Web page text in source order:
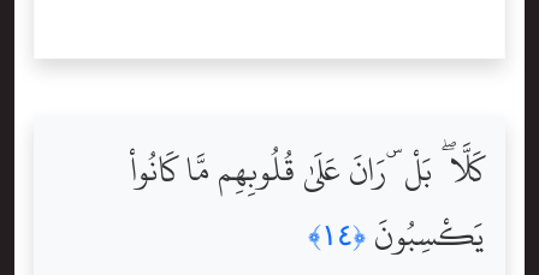
كَلَّا ۖ بَلْ ۜ رَانَ عَلَىٰ قُلُوبِهِم مَّا كَانُواْ
يَكْسِبُونَ ﴿١٤﴾